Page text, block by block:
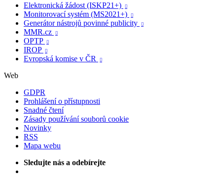
Elektronická žádost (ISKP21+)

Monitorovací systém (MS2021+) 
Generátor nástrojů povinné publicity 
MMR.cz 
OPTP 
IROP 
Evropská komise v ČR 
Web
GDPR
Prohlášení o přístupnosti
Snadné čtení
Zásady používání souborů cookie
Novinky
RSS
Mapa webu
Sledujte nás a odebírejte